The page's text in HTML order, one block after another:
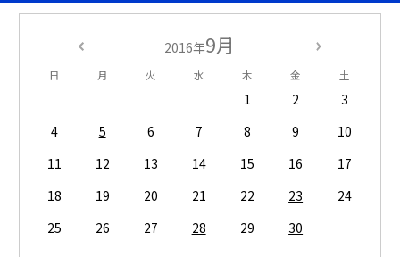
2016年9月
日 月 火 水 木 金 土
1 2
3
4
5 6 7 8 9
10
11
12 13 14 15 16
17
18
19 20 21 22 23
24
25
26 27 28 29 30